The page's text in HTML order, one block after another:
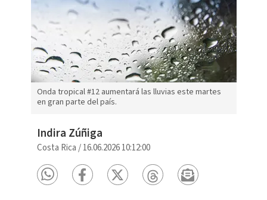
Onda tropical #12 aumentará las lluvias este martes
en gran parte del país.
Indira Zúñiga
Costa Rica /16.06.2026 10:12:00